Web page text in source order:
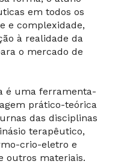
em todos os
e complexidade,
à realidade da
o mercado de
é uma ferramenta-
prático-teórica
das disciplinas
terapêutico,
crio-eletro e
outros materiais.